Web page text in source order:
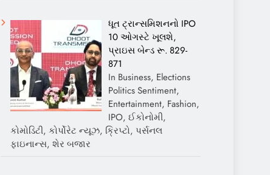
ધૂત ટ્રાન્સમિશનનો IPO
10 ઓગસ્ટે ખૂલશે,
પ્રાઇસ બેન્ડ રૂ. 829-
871
In Business, Elections
Politics Sentiment,
Entertainment, Fashion,
IPO, ઈકોનોમી,
કોમોડિટી, કોર્પોરેટ ન્યૂઝ, ક્રિપ્ટો, પર્સનલ
ફાઇનાન્સ, શેર બજાર